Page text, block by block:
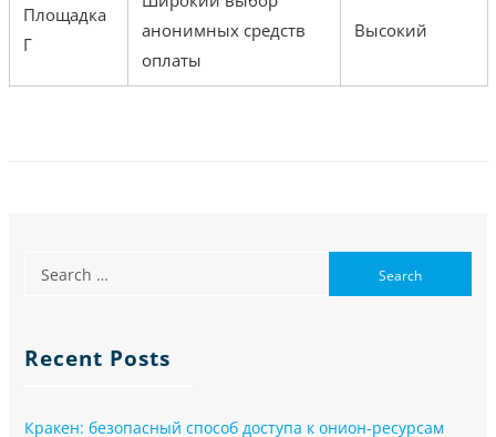
Площадка
Г
анонимных средств
оплаты
Высокий
Recent Posts
Кракен: безопасный способ доступа к онион-ресурсам